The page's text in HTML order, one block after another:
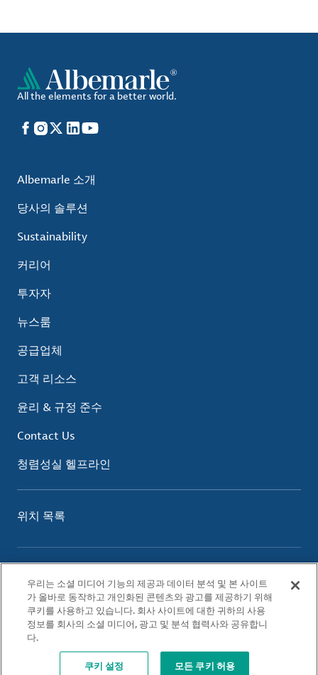
All the elements for a better world.
Facebook
Instagram
X LinkedIn
YouTube
Albemarle 소개
당사의 솔루션
Sustainability
커리어
투자자
뉴스룸
공급업체
고객 리소스
윤리 & 규정 준수
Contact Us
청렴성실 헬프라인
위치 목록
개인정보 보호 정책
쿠키 정책
© 2026 Albemarle Corporation. All Rights Reserved.
우리는 소셜 미디어 기능의 제공과 데이터 분석 및 본 사이트
가 올바로 동작하고 개인화된 콘텐츠와 광고를 제공하기 위해
쿠키를 사용하고 있습니다. 회사 사이트에 대한 귀하의 사용
정보를 회사의 소셜 미디어, 광고 및 분석 협력사와 공유합니
다.
쿠키 설정 모든 쿠키 허용